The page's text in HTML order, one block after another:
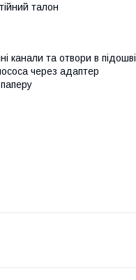
талон
канали та отвори в підошві
через адаптер